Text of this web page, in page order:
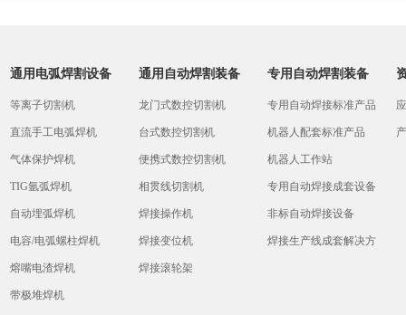
通用电弧焊割设备
等离子切割机
直流手工电弧焊机
气体保护焊机
TIG氩弧焊机
自动埋弧焊机
电容/电弧螺柱焊机
熔嘴电渣焊机
带极堆焊机
通用自动焊割装备
龙门式数控切割机
台式数控切割机
便携式数控切割机
相贯线切割机
焊接操作机
焊接变位机
焊接滚轮架
专用自动焊割装备
专用自动焊接标准产品
机器人配套标准产品
机器人工作站
专用自动焊接成套设备
非标自动焊接设备
焊接生产线成套解决方